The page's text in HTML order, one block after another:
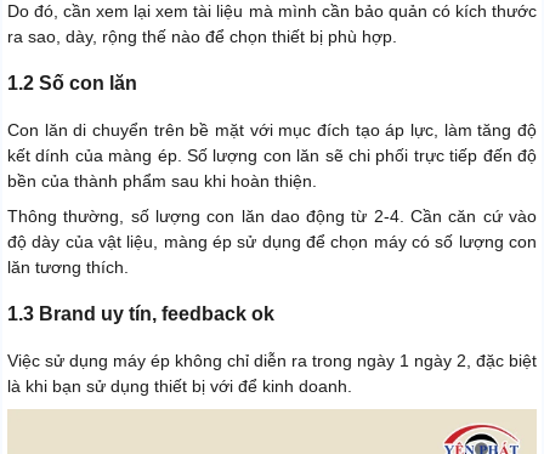
Do đó, cần xem lại xem tài liệu mà mình cần bảo quản có kích thước
ra sao, dày, rộng thế nào để chọn thiết bị phù hợp.
1.2 Số con lăn
Con lăn di chuyển trên bề mặt với mục đích tạo áp lực, làm tăng độ
kết dính của màng ép. Số lượng con lăn sẽ chi phối trực tiếp đến độ
bền của thành phẩm sau khi hoàn thiện.
Thông thường, số lượng con lăn dao động từ 2-4. Cần căn cứ vào
độ dày của vật liệu, màng ép sử dụng để chọn máy có số lượng con
lăn tương thích.
1.3 Brand uy tín, feedback ok
Việc sử dụng máy ép không chỉ diễn ra trong ngày 1 ngày 2, đặc biệt
là khi bạn sử dụng thiết bị với để kinh doanh.